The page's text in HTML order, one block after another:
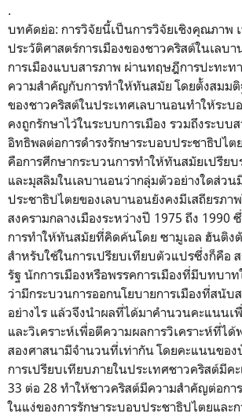
.
บทคัดย่อ: การวิจัยนี้เป็นการวิจัยเชิงคุณภาพ
ประวัติศาสตร์การเมืองของชาวคริสต์ในเลบ
การเมืองแบบสารภาพ ผ่านทฤษฎีการปะทะท
ความสำคัญกับการทำให้ทันสมัย โดยตั้งสมม
ของชาวคริสต์ในประเทศเลบานอนทำให้ระบ
คงถูกรักษาไว้ในระบบการเมือง รวมถึงระบบ
อิทธิพลต่อการดำรงรักษาระบอบประชาธิปไต
คือการศึกษากระบวนการทำให้ทันสมัยเปรียบ
และมุสลิมในเลบานอนว่ากลุ่มตัวอย่างใดส่ว
ประชาธิปไตยของเลบานอนยังคงมีเสถียรภา
สงครามกลางเมืองระหว่างปี 1975 ถึง 1990
การทำให้ทันสมัยที่คิดค้นโดย ซามูเอล ฮันติง
สำหรับใช้ในการเปรียบเทียบตัวแปรซึ่งก็คือ
รัฐ นักการเมืองหรือพรรคการเมืองที่มีบทบาท
ว่ามีกระบวนการออกนโยบายการเมืองที่สนับ
อย่างไร แล้วจึงนำผลที่ได้มาคำนวนคะแนนเ
และวิเคราะห์เพื่อตีความผลการวิเคราะห์ที่ไ
สองศาสนามีจำนวนที่เท่ากัน โดยคะแนนของ
การเปรียบเทียบภายในประเทศชาวคริสต์มี
33 ต่อ 28 ทำให้ชาวคริสต์มีความสำคัญต่อกา
ในแง่ของการรักษาระบอบประชาธิปไตยและ